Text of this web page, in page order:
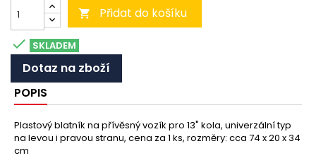
 Přidat do košíku
 SKLADEM
Dotaz na zboží
POPIS
Plastový blatník na přívěsný vozík pro 13" kola, univerzální typ
na levou i pravou stranu, cena za 1 ks, rozměry: cca 74 x 20 x 34
cm